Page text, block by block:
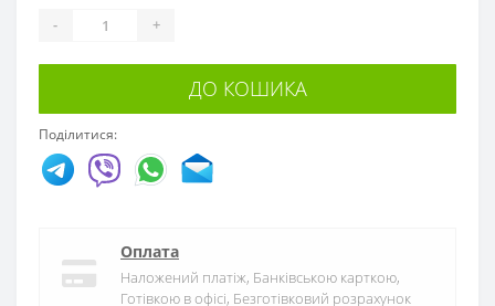
VXDIAG
4 470 грн.
6 482 грн.
16 763 грн.
- +
ДО КОШИКА
Поділитися:
Оплата
Наложений платіж, Банківською карткою,
Готівкою в офісі, Безготівковий розрахунок